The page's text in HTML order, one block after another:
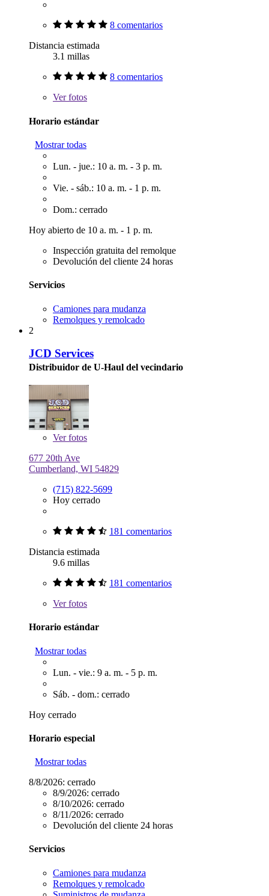
8 comentarios
Distancia estimada
3.1 millas
8 comentarios
Verfotos
Horario estándar
Mostrar todas
Lun. - jue.: 10 a. m. - 3 p. m.
Vie. - sáb.: 10 a. m. - 1 p. m.
Dom.: cerrado
Hoy abierto de 10 a. m. - 1 p. m.
Inspección gratuita del remolque
Devolución del cliente 24 horas
Servicios
Camiones para mudanza
Remolques y remolcado
2
JCD Services
Distribuidor de U-Haul del vecindario
Verfotos
677 20th Ave
Cumberland, WI 54829
(715) 822-5699
Hoy cerrado
181 comentarios
Distancia estimada
9.6 millas
181 comentarios
Verfotos
Horario estándar
Mostrar todas
Lun. - vie.: 9 a. m. - 5 p. m.
Sáb. - dom.: cerrado
Hoy cerrado
Horario especial
Mostrar todas
8/8/2026: cerrado
8/9/2026: cerrado
8/10/2026: cerrado
8/11/2026: cerrado
Devolución del cliente 24 horas
Servicios
Camiones para mudanza
Remolques y remolcado